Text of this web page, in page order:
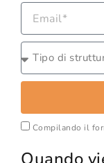
Compilando il